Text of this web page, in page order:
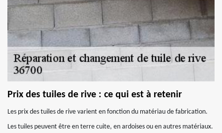
Prix des tuiles de rive : ce qui est à retenir
Les prix des tuiles de rive varient en fonction du matériau de fabrication.
Les tuiles peuvent être en terre cuite, en ardoises ou en autres matériaux.